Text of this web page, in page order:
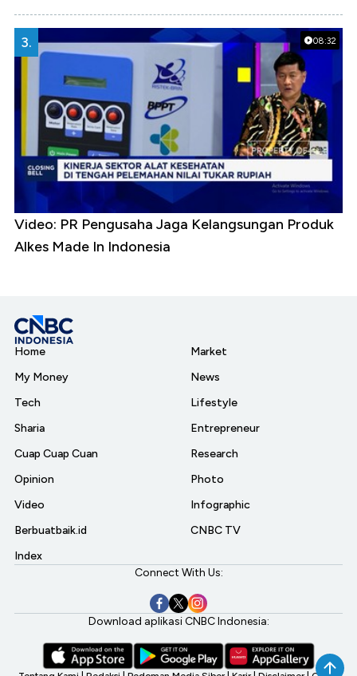
08:32
3.
Video: PR Pengusaha Jaga Kelangsungan Produk
Alkes Made In Indonesia
Home
My Money
Tech
Sharia
Cuap Cuap Cuan
Opinion
Video
Berbuatbaik.id
Index
Market
News
Lifestyle
Entrepreneur
Research
Photo
Infographic
CNBC TV
Connect With Us:
Download aplikasi CNBC Indonesia: